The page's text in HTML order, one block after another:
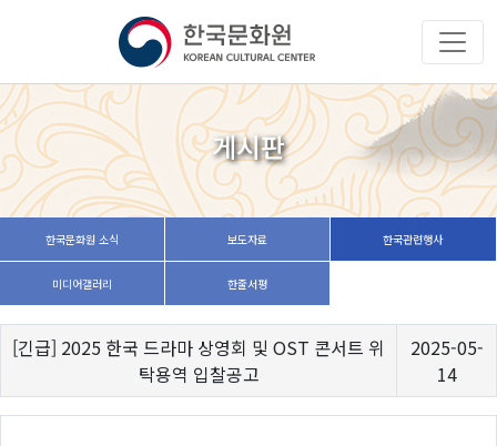
게시판
한국문화원 소식 보도자료 한국관련행사
미디어갤러리 한줄서평
[긴급] 2025 한국 드라마 상영회 및 OST 콘서트 위
탁용역 입찰공고
2025-05-
14